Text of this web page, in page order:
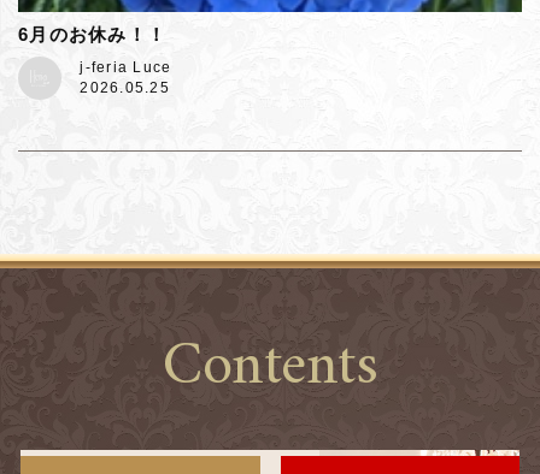
6月のお休み！！
j-feria Luce
2026.05.25
Contents